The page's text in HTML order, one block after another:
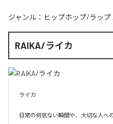
ジャンル： ヒップホップ/ラップ
RAIKA/ライカ
ライカ
日常の何気ない瞬間や、大切な人へ